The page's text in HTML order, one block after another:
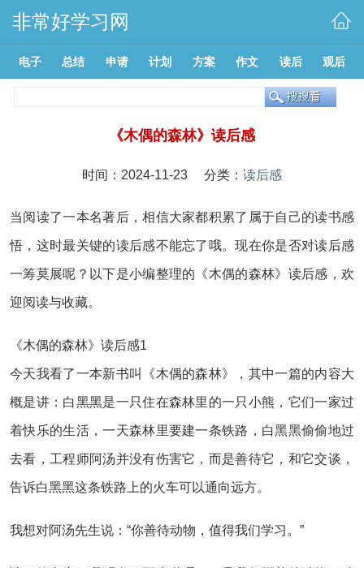
非常好学习网
电子 总结 申请 计划 方案 作文 读后 观后
《木偶的森林》读后感
时间：2024-11-23 分类： 读后感
当阅读了一本名著后，相信大家都积累了属于自己的读书感
悟，这时最关键的读后感不能忘了哦。现在你是否对读后感
一筹莫展呢？以下是小编整理的《木偶的森林》读后感，欢
迎阅读与收藏。
《木偶的森林》读后感1
今天我看了一本新书叫《木偶的森林》，其中一篇的内容大
概是讲：白黑黑是一只住在森林里的一只小熊，它们一家过
着快乐的生活，一天森林里要建一条铁路，白黑黑偷偷地过
去看，工程师阿汤并没有伤害它，而是善待它，和它交谈，
告诉白黑黑这条铁路上的火车可以通向远方。
我想对阿汤先生说：“你善待动物，值得我们学习。”